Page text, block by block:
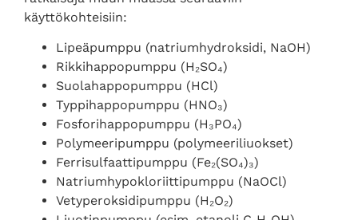
käyttökohteisiin:
Lipeäpumppu (natriumhydroksidi, NaOH)
Rikkihappopumppu (H₂SO₄)
Suolahappopumppu (HCl)
Typpihappopumppu (HNO₃)
Fosforihappopumppu (H₃PO₄)
Polymeeripumppu (polymeeriliuokset)
Ferrisulfaattipumppu (Fe₂(SO₄)₃)
Natriumhypokloriittipumppu (NaOCl)
Vetyperoksidipumppu (H₂O₂)